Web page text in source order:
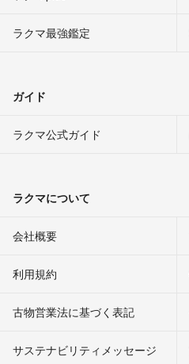
ラクマ最強鑑定
ガイド
ラクマ公式ガイド
ラクマについて
会社概要
利用規約
古物営業法に基づく表記
サステナビリティメッセージ